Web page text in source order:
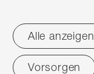
FilterAlle anzeigen
Vorsorgen